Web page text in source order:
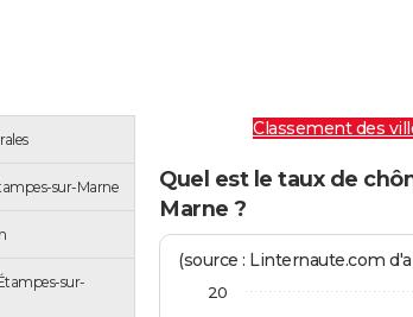
sur-Marne
sur-
Classement des
Quel est le taux de
Marne ?
(source : Linternaute.com
20